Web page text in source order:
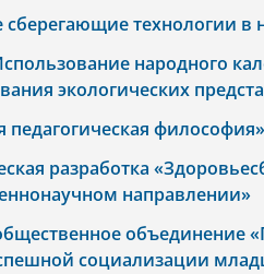
сберегающие технологии в
народного
экологических
педагогическая
разработка
направлении»
объединение
социализации